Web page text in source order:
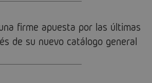
firme apuesta por las últimas
de su nuevo catálogo general